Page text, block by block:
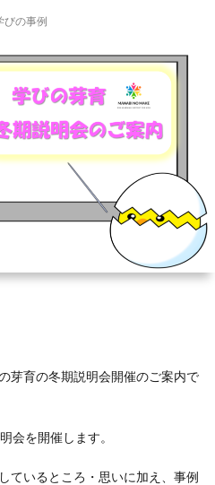
と
は？
びの事例
芽育の冬期説明会開催のご案内で
会を開催します。
ているところ・思いに加え、事例